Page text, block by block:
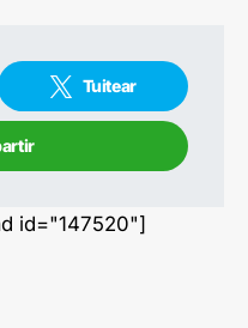
Tuitear
id="147520"]